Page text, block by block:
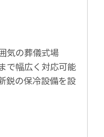
気の葬儀式場
で幅広く対応可能
鋭の保冷設備を設